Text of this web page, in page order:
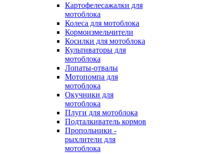
Картофелесажалки для
мотоблока
Колеса для мотоблока
Кормоизмельчители
Косилки для мотоблока
Культиваторы для
мотоблока
Лопаты-отвалы
Мотопомпа для
мотоблока
Окучники для
мотоблока
Плуги для мотоблока
Подталкиватель кормов
Пропольники -
рыхлители для
мотоблока